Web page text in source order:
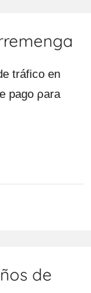
tráfico en
pago ρara
de